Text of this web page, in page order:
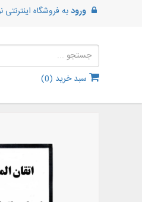
ورودبه فروشگاه اینترنتی
سبد خرید (0
)